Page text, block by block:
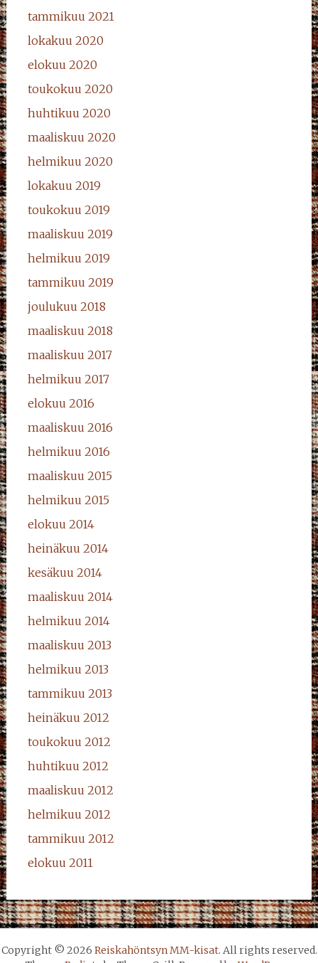
tammikuu 2021
lokakuu 2020
elokuu 2020
toukokuu 2020
huhtikuu 2020
maaliskuu 2020
helmikuu 2020
lokakuu 2019
toukokuu 2019
maaliskuu 2019
helmikuu 2019
tammikuu 2019
joulukuu 2018
maaliskuu 2018
maaliskuu 2017
helmikuu 2017
elokuu 2016
maaliskuu 2016
helmikuu 2016
maaliskuu 2015
helmikuu 2015
elokuu 2014
heinäkuu 2014
kesäkuu 2014
maaliskuu 2014
helmikuu 2014
maaliskuu 2013
helmikuu 2013
tammikuu 2013
heinäkuu 2012
toukokuu 2012
huhtikuu 2012
maaliskuu 2012
helmikuu 2012
tammikuu 2012
elokuu 2011
Copyright © 2026 Reiskahöntsyn MM-kisat. All rights reserved.